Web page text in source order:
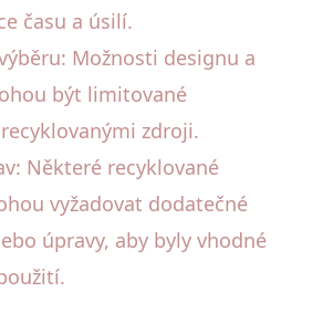
času a úsilí.
Možnosti designu a
být limitované
zdroji.
Některé recyklované
vyžadovat dodatečné
úpravy, aby byly vhodné